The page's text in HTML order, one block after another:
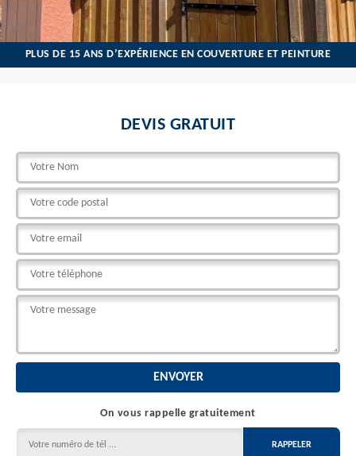
PLUS DE 15 ANS D’EXPÉRIENCE EN COUVERTURE ET PEINTURE
DEVIS GRATUIT
On vous rappelle gratuitement